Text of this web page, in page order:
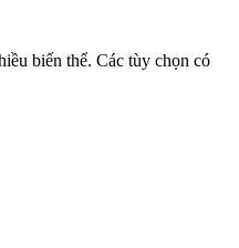
biến thể. Các tùy chọn có